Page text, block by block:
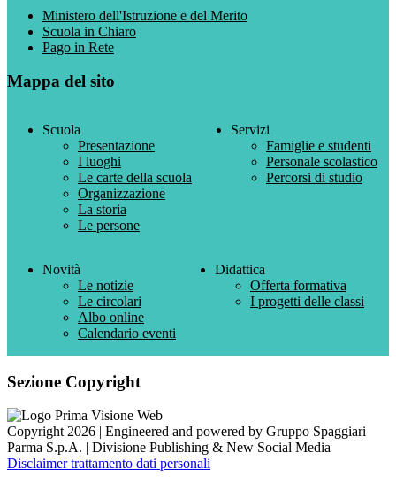
Ministero dell'Istruzione e del Merito
Scuola in Chiaro
Pago in Rete
Mappa del sito
Scuola
Presentazione
I luoghi
Le carte della scuola
Organizzazione
La storia
Le persone
Servizi
Famiglie e studenti
Personale scolastico
Percorsi di studio
Novità
Le notizie
Le circolari
Albo online
Calendario eventi
Didattica
Offerta formativa
I progetti delle classi
Sezione Copyright
Copyright 2026 | Engineered and powered by Gruppo Spaggiari
Parma S.p.A. | Divisione Publishing & New Social Media
Disclaimer trattamento dati personali